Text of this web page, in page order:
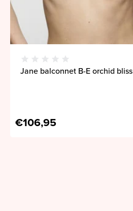
Jane balconnet B-E orchid bliss
€106,95